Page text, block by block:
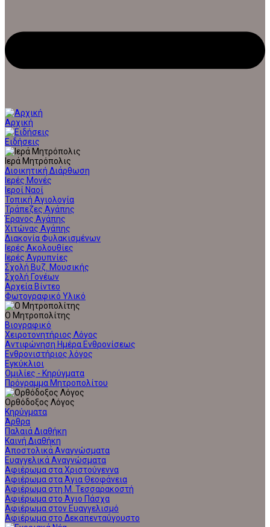
Αρχική
Ειδήσεις
Ιερά Μητρόπολις
Διοικητική Διάρθωση
Ιερές Μονές
Ιεροί Ναοί
Τοπική Αγιολογία
Τράπεζες Αγάπης
Έρανος Αγάπης
Χιτώνας Αγάπης
Διακονία Φυλακισμένων
Ιερές Ακολουθίες
Ιερές Αγρυπνίες
Σχολή Βυζ. Μουσικής
Σχολή Γονέων
Αρχεία Βίντεο
Φωτογραφικό Υλικό
Ο Μητροπολίτης
Βιογραφικό
Χειροτονητήριος Λόγος
Αντιφώνηση Ημέρα Ενθρονίσεως
Ενθρονιστήριος λόγος
Εγκύκλιοι
Ομιλίες - Κηρύγματα
Πρόγραμμα Μητροπολίτου
Ορθόδοξος Λόγος
Κηρύγματα
Άρθρα
Παλαιά Διαθήκη
Καινή Διαθήκη
Αποστολικά Αναγνώσματα
Ευαγγελικά Αναγνώσματα
Αφιέρωμα στα Χριστούγεννα
Αφιέρωμα στα Άγια Θεοφάνεια
Αφιέρωμα στη Μ. Τεσσαρακοστή
Αφιέρωμα στο Άγιο Πάσχα
Αφιέρωμα στον Ευαγγελισμό
Αφιέρωμα στο Δεκαπενταύγουστο